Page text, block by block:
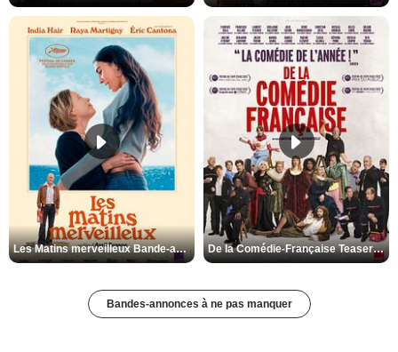
Les Matins merveilleux Bande-annonce VF De la Comédie-Française Teaser VF
Bandes-annonces à ne pas manquer